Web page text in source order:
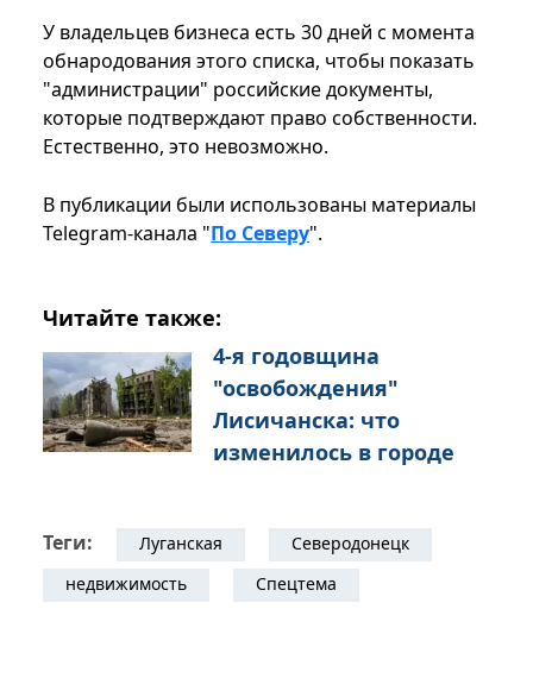
У владельцев бизнеса есть 30 дней с момента
обнародования этого списка, чтобы показать
"администрации" российские документы,
которые подтверждают право собственности.
Естественно, это невозможно.
В публикации были использованы материалы
Telegram-канала "По Северу".
Читайте также:
4-я годовщина
"освобождения"
Лисичанска: что
изменилось в городе
Теги: Луганская
Северодонецк
недвижимость
Спецтема